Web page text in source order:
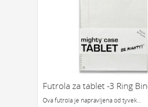
Futrola za tablet -3 Ring
Ova futrola je napravljena od tyvek...